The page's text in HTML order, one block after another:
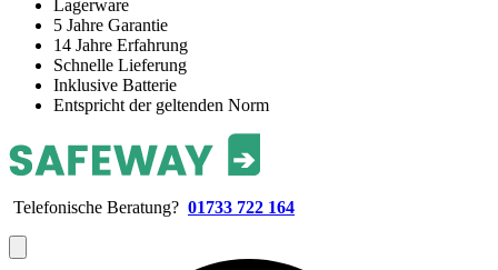
Lagerware
5 Jahre Garantie
14 Jahre Erfahrung
Schnelle Lieferung
Inklusive Batterie
Entspricht der geltenden Norm
Telefonische Beratung? 01733 722 164